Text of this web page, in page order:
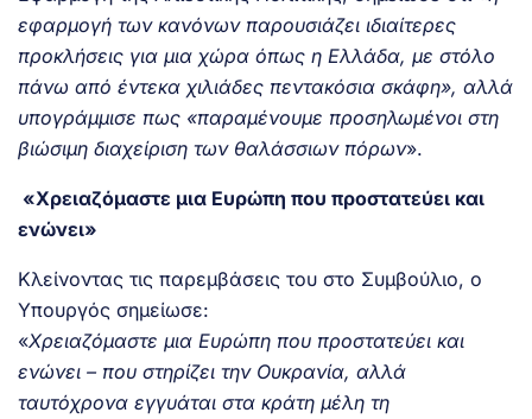
εφαρμογή των κανόνων παρουσιάζει ιδιαίτερες
προκλήσεις για μια χώρα όπως η Ελλάδα, με στόλο
πάνω από έντεκα χιλιάδες πεντακόσια σκάφη», αλλά
υπογράμμισε πως «παραμένουμε προσηλωμένοι στη
βιώσιμη διαχείριση των θαλάσσιων πόρων».
«Χρειαζόμαστε μια Ευρώπη που προστατεύει και
ενώνει»
Κλείνοντας τις παρεμβάσεις του στο Συμβούλιο, ο
Υπουργός σημείωσε:
«Χρειαζόμαστε μια Ευρώπη που προστατεύει και
ενώνει – που στηρίζει την Ουκρανία, αλλά
ταυτόχρονα εγγυάται στα κράτη μέλη τη